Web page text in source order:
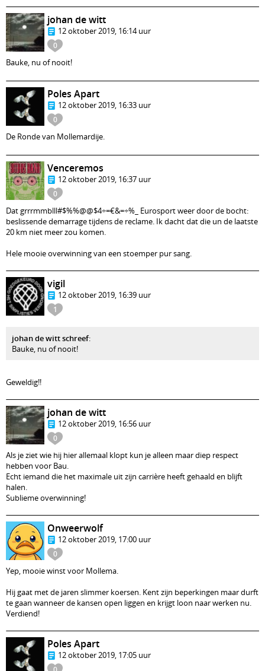
0
johan de witt
12 oktober 2019, 16:14 uur
Bauke, nu of nooit!
0
Poles Apart
12 oktober 2019, 16:33 uur
De Ronde van Mollemardije.
0
Venceremos
12 oktober 2019, 16:37 uur
Dat grrrmmblll#$%%@@$4÷=€&=÷%_ Eurosport weer door de bocht:
beslissende demarrage tijdens de reclame. Ik dacht dat die un de laatste
20 km niet meer zou komen.
Hele mooie overwinning van een stoemper pur sang.
1
vigil
12 oktober 2019, 16:39 uur
johan de witt schreef:
Bauke, nu of nooit!
Geweldig!!
0
johan de witt
12 oktober 2019, 16:56 uur
Als je ziet wie hij hier allemaal klopt kun je alleen maar diep respect
hebben voor Bau.
Echt iemand die het maximale uit zijn carrière heeft gehaald en blijft
halen.
Sublieme overwinning!
0
Onweerwolf
12 oktober 2019, 17:00 uur
Yep, mooie winst voor Mollema.
Hij gaat met de jaren slimmer koersen. Kent zijn beperkingen maar durft
te gaan wanneer de kansen open liggen en krijgt loon naar werken nu.
Verdiend!
Poles Apart
12 oktober 2019, 17:05 uur